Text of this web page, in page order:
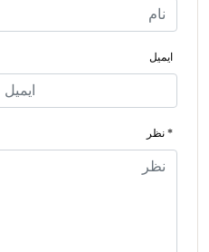
ایمیل
* نظر